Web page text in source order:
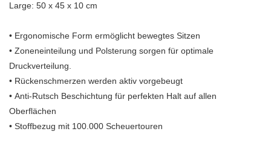
Large: 50 x 45 x 10 cm
• Ergonomische Form ermöglicht bewegtes Sitzen
• Zoneneinteilung und Polsterung sorgen für optimale
Druckverteilung.
• Rückenschmerzen werden aktiv vorgebeugt
• Anti-Rutsch Beschichtung für perfekten Halt auf allen
Oberflächen
• Stoffbezug mit 100.000 Scheuertouren